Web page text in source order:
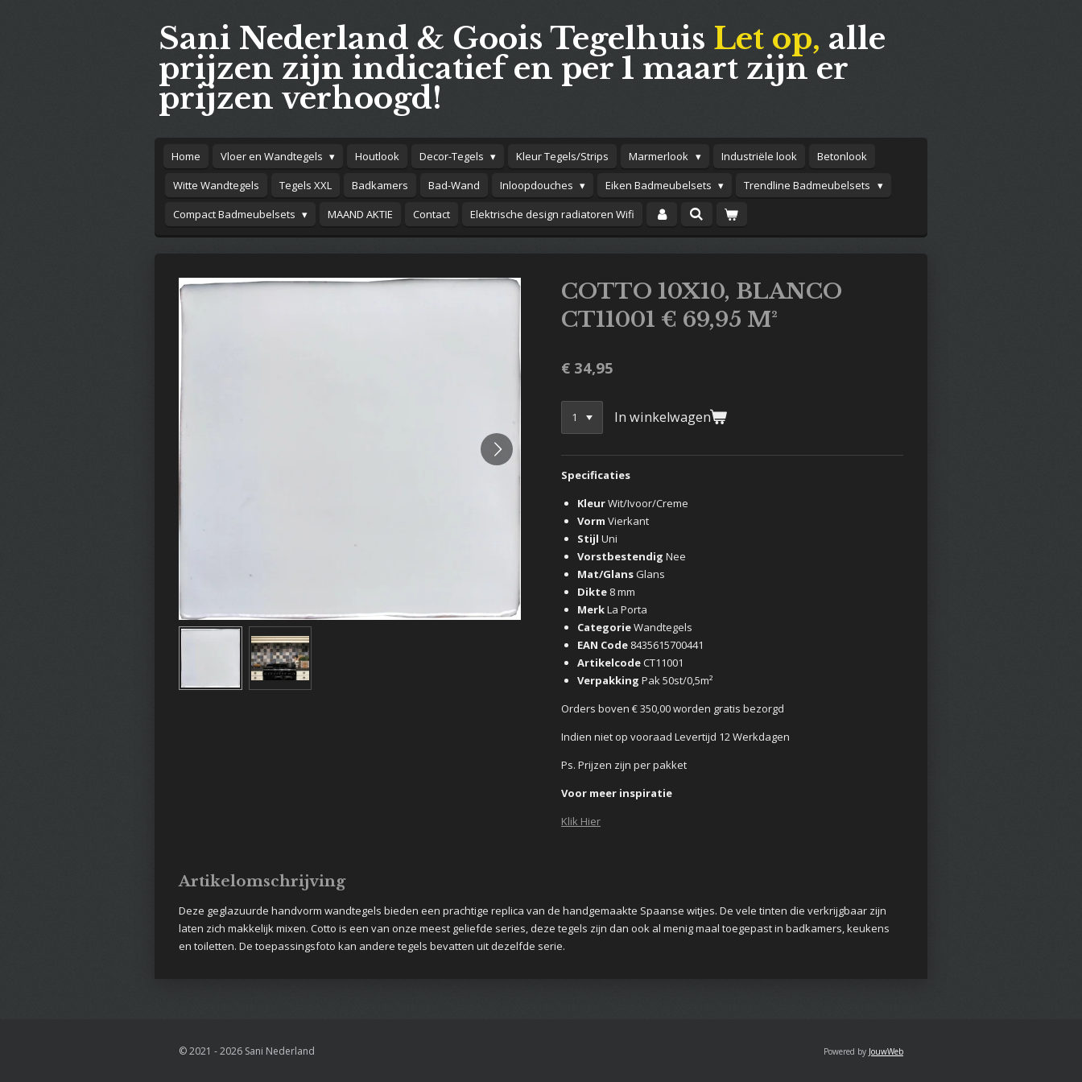
Sani Nederland & Goois Tegelhuis Let op, alle
prijzen zijn indicatief en per 1 maart zijn er
prijzen verhoogd!
Home Vloer en Wandtegels Houtlook Decor-Tegels Kleur Tegels/Strips Marmerlook Industriële look
Betonlook
Witte Wandtegels
Tegels XXL Badkamers Bad-Wand Inloopdouches Eiken Badmeubelsets
Trendline Badmeubelsets
Compact Badmeubelsets
MAAND AKTIE Contact Elektrische design radiatoren Wifi
COTTO 10X10, BLANCO
CT11001 € 69,95 M²
€ 34,95
In winkelwagen
Specificaties
KleurWit/Ivoor/Creme
Vorm Vierkant
Stijl Uni
Vorstbestendig Nee
Mat/Glans Glans
Dikte 8 mm
MerkLa Porta
CategorieWandtegels
EAN Code 8435615700441
ArtikelcodeCT11001
Verpakking Pak 50st/0,5m²
Orders boven € 350,00 worden gratis bezorgd
Indien niet op vooraad Levertijd 12 Werkdagen
Ps. Prijzen zijn per pakket
Voor meer inspiratie
Klik Hier
Artikelomschrijving
Deze geglazuurde handvorm wandtegels bieden een prachtige replica van de handgemaakte Spaanse witjes. De vele tinten die verkrijgbaar zijn
laten zich makkelijk mixen. Cotto is een van onze meest geliefde series, deze tegels zijn dan ook al menig maal toegepast in badkamers, keukens
en toiletten. De toepassingsfoto kan andere tegels bevatten uit dezelfde serie.
© 2021 - 2026 Sani Nederland Powered by JouwWeb